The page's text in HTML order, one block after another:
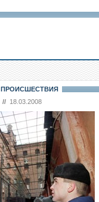
ПРОИСШЕСТВИЯ
// 18.03.2008